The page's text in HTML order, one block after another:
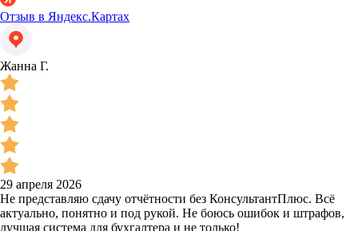
Отзыв в Яндекс.Картах
Жанна Г.
29 апреля 2026
Не представляю сдачу отчётности без КонсультантПлюс. Всё
актуально, понятно и под рукой. Не боюсь ошибок и штрафов,
лучшая система для бухгалтера и не только!